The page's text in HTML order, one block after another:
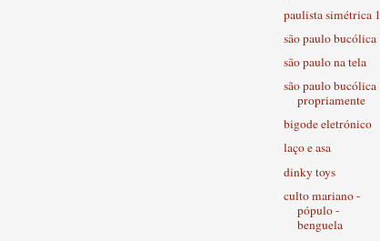
paulista simétrica 1
são paulo bucólica
são paulo na tela
são paulo bucólica
propriamente
bigode eletrónico
laço e asa
dinky toys
culto mariano -
pópulo -
benguela